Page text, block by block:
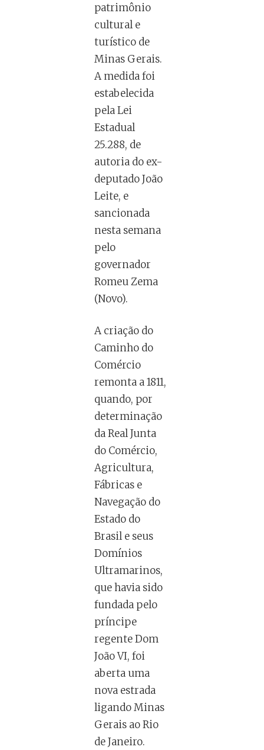
patrimônio
cultural e
turístico de
Minas Gerais.
A medida foi
estabelecida
pela Lei
Estadual
25.288, de
autoria do ex-
deputado João
Leite, e
sancionada
nesta semana
pelo
governador
Romeu Zema
(Novo).
A criação do
Caminho do
Comércio
remonta a 1811,
quando, por
determinação
da Real Junta
do Comércio,
Agricultura,
Fábricas e
Navegação do
Estado do
Brasil e seus
Domínios
Ultramarinos,
que havia sido
fundada pelo
príncipe
regente Dom
João VI, foi
aberta uma
nova estrada
ligando Minas
Gerais ao Rio
de Janeiro.